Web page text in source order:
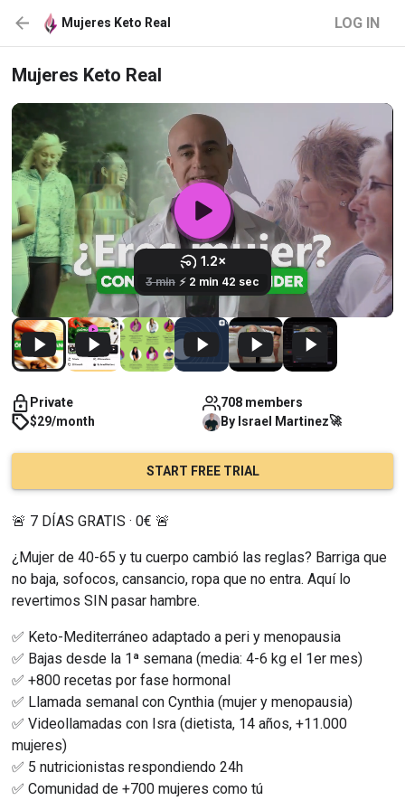
Mujeres Keto Real LOG IN
Mujeres Keto Real
Private
708 members
$29/month
By Israel Martinez🚀
START FREE TRIAL
🚨 7 DÍAS GRATIS · 0€ 🚨
¿Mujer de 40-65 y tu cuerpo cambió las reglas? Barriga que
no baja, sofocos, cansancio, ropa que no entra. Aquí lo
revertimos SIN pasar hambre.
✅ Keto-Mediterráneo adaptado a peri y menopausia
✅ Bajas desde la 1ª semana (media: 4-6 kg el 1er mes)
✅ +800 recetas por fase hormonal
✅ Llamada semanal con Cynthia (mujer y menopausia)
✅ Videollamadas con Isra (dietista, 14 años, +11.000
mujeres)
✅ 5 nutricionistas respondiendo 24h
✅ Comunidad de +700 mujeres como tú